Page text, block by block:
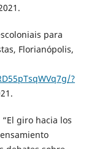
para
Florianópolis,
?
“El giro hacia los